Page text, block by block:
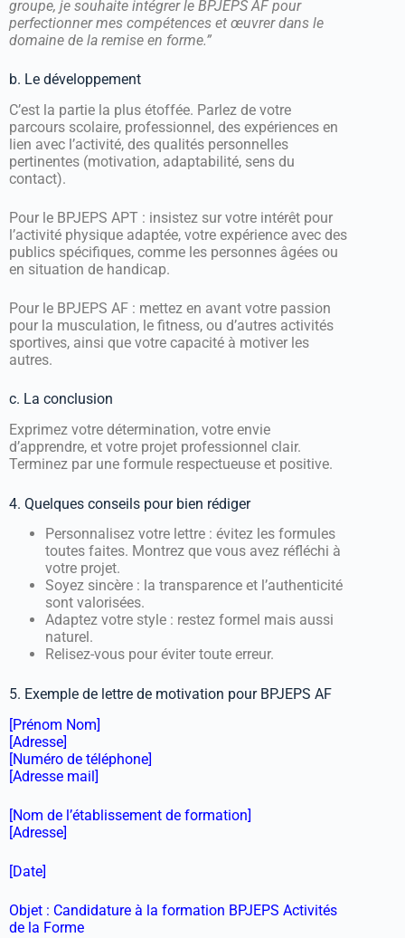
groupe, je souhaite intégrer le BPJEPS AF pour
perfectionner mes compétences et œuvrer dans le
domaine de la remise en forme.”
b. Le développement
C’est la partie la plus étoffée. Parlez de votre
parcours scolaire, professionnel, des expériences en
lien avec l’activité, des qualités personnelles
pertinentes (motivation, adaptabilité, sens du
contact).
Pour le BPJEPS APT : insistez sur votre intérêt pour
l’activité physique adaptée, votre expérience avec des
publics spécifiques, comme les personnes âgées ou
en situation de handicap.
Pour le BPJEPS AF : mettez en avant votre passion
pour la musculation, le fitness, ou d’autres activités
sportives, ainsi que votre capacité à motiver les
autres.
c. La conclusion
Exprimez votre détermination, votre envie
d’apprendre, et votre projet professionnel clair.
Terminez par une formule respectueuse et positive.
4. Quelques conseils pour bien rédiger
Personnalisez votre lettre : évitez les formules
toutes faites. Montrez que vous avez réfléchi à
votre projet.
Soyez sincère : la transparence et l’authenticité
sont valorisées.
Adaptez votre style : restez formel mais aussi
naturel.
Relisez-vous pour éviter toute erreur.
5. Exemple de lettre de motivation pour BPJEPS AF
[Prénom Nom]
[Adresse]
[Numéro de téléphone]
[Adresse mail]
[Nom de l’établissement de formation]
[Adresse]
[Date]
Objet : Candidature à la formation BPJEPS Activités
de la Forme